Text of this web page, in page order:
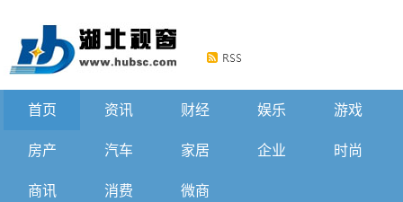
首页 资讯 财经 娱乐 游戏
房产 汽车 家居 企业 时尚
商讯 消费 微商